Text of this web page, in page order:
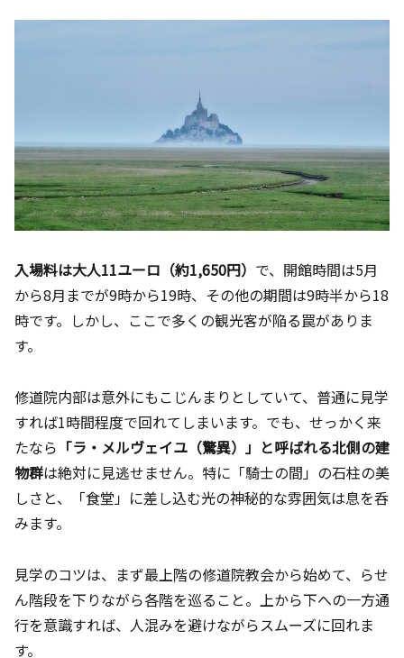
入場料は大人11ユーロ（約1,650円） で、開館時間は5月
から8月までが9時から19時、その他の期間は9時半から18
時です。しかし、ここで多くの観光客が陥る罠がありま
す。
修道院内部は意外にもこじんまりとしていて、普通に見学
すれば1時間程度で回れてしまいます。でも、せっかく来
たなら 「ラ・メルヴェイユ（驚異）」と呼ばれる北側の建
物群は絶対に見逃せません。特に「騎士の間」の石柱の美
しさと、「食堂」に差し込む光の神秘的な雰囲気は息を呑
みます。
見学のコツは、まず最上階の修道院教会から始めて、らせ
ん階段を下りながら各階を巡ること。上から下への一方通
行を意識すれば、人混みを避けながらスムーズに回れま
す。